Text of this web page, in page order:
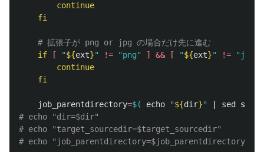
        continue
    fi
# 拡張子が png or jpg の場合だけ先に進む
if
[ "${ext}" != "png" ] && [ "${ext}" !=
"jpg"
        continue
    fi
job_parentdirectory=$( echo "${dir}" sed s%
# echo "dir=$dir"
# echo "target_sourcedir=$target_sourcedir"
# echo "job_parentdirectory=$job_parentdirectory"